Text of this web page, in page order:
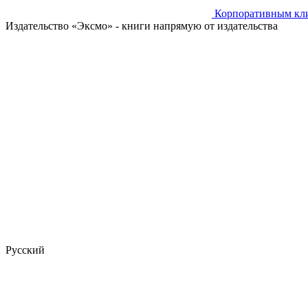
Корпоративным
Издательство «Эксмо» - книги напрямую от издательства
Русский